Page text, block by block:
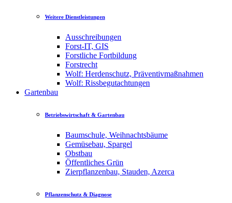
Weitere Dienstleistungen
Ausschreibungen
Forst-IT, GIS
Forstliche Fortbildung
Forstrecht
Wolf: Herdenschutz, Präventivmaßnahmen
Wolf: Rissbegutachtungen
Gartenbau
Betriebswirtschaft & Gartenbau
Baumschule, Weihnachtsbäume
Gemüsebau, Spargel
Obstbau
Öffentliches Grün
Zierpflanzenbau, Stauden, Azerca
Pflanzenschutz & Diagnose